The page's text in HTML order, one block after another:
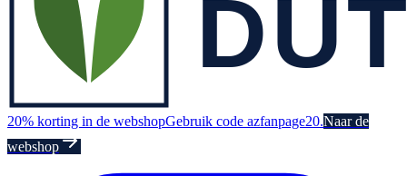
20% korting in de webshopGebruik code azfanpage20.Naar de
webshop